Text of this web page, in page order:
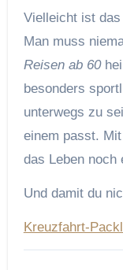
Vielleicht ist
Man muss
Reisen ab 60
besonders
unterwegs zu
einem passt.
das Leben noch
Und damit du
Kreuzfahrt-